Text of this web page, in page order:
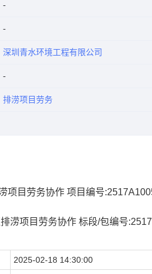
深圳青水环境工程有限公司
排涝项目劳务
项目劳务协作 项目编号
涝项目劳务协作 标段/包编号
2025-02-18 14:30:00